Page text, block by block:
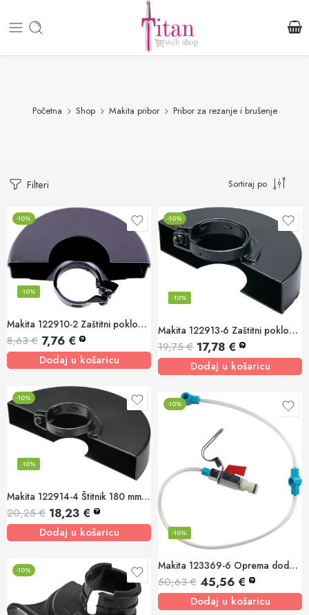
Početna Shop Makita pribor Pribor za rezanje i brušenje
Filteri Sortiraj po
-10%
Makita 122910-2 Zaštitni poklopac za reznu ploču 115 mm
-10%
8,63€ 7,76 € ?
Dodaj u košaricu
-10%
Makita 122913-6 Zaštitni poklopac rezne ploče 230 mm
-10%
19,75€ 17,78 € ?
Dodaj u košaricu
-10%
Makita 122914-4 Štitnik 180 mm GA7020
-10%
20,25€ 18,23 € ?
Dodaj u košaricu
-10%
Makita 123369-6 Oprema dodatka vode
-10%
50,63€ 45,56 € ?
Dodaj u košaricu
-10%